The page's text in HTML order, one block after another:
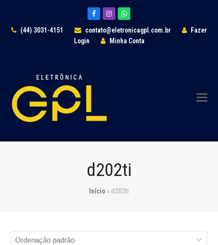
FacebookInstagramWhatsapp
(44) 3031-4151 contato@eletronicagpl.com.br
Fazer
Login
Minha Conta
d202ti
Início » d202ti